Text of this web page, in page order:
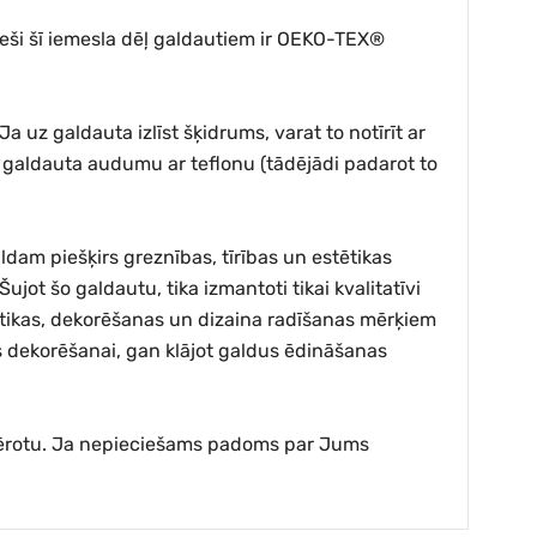
šī iemesla dēļ galdautiem ir OEKO-TEX®
uz galdauta izlīst šķidrums, varat to notīrīt ar
audumu ar teflonu (tādējādi padarot to
piešķirs greznības, tīrības un estētikas
šo galdautu, tika izmantoti tikai kvalitatīvi
dekorēšanas un dizaina radīšanas mērķiem
gan klājot galdus ēdināšanas
Ja nepieciešams padoms par Jums